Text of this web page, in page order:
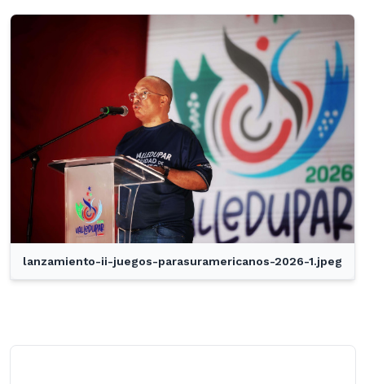
lanzamiento-ii-juegos-parasuramericanos-2026-1.jpeg